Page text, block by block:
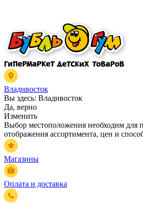
Владивосток
Вы здесь: Владивосток
Да, верно
Изменить
Выбор местоположения необходим для
отображения ассортимента, цен и
Магазины
Оплата и доставка